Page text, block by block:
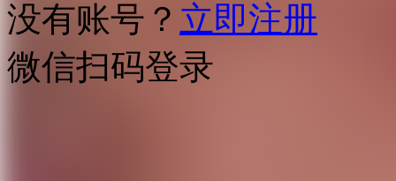
没有账号？ 立即注册
微信扫码登录